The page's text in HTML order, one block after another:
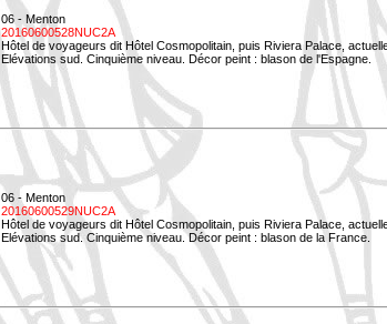
06 - Menton
20160600528NUC2A
Hôtel de voyageurs dit Hôtel Cosmopolitain, puis Riviera Palace,
Elévations sud. Cinquième niveau. Décor peint : blason de l'Espagne.
06 - Menton
20160600529NUC2A
Hôtel de voyageurs dit Hôtel Cosmopolitain, puis Riviera Palace,
Elévations sud. Cinquième niveau. Décor peint : blason de la France.